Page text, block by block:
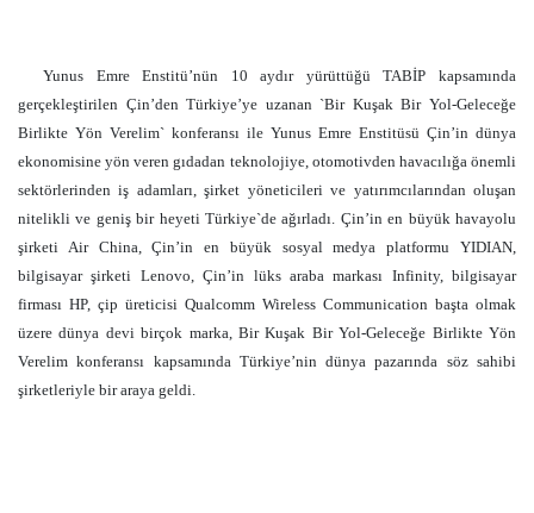
Yunus Emre Enstitü’nün 10 aydır yürüttüğü TABİP kapsamında
gerçekleştirilen Çin’den Türkiye’ye uzanan `Bir Kuşak Bir Yol-Geleceğe
Birlikte Yön Verelim` konferansı ile Yunus Emre Enstitüsü Çin’in dünya
ekonomisine yön veren gıdadan teknolojiye, otomotivden havacılığa önemli
sektörlerinden iş adamları, şirket yöneticileri ve yatırımcılarından oluşan
nitelikli ve geniş bir heyeti Türkiye`de ağırladı. Çin’in en büyük havayolu
şirketi Air China, Çin’in en büyük sosyal medya platformu YIDIAN,
bilgisayar şirketi Lenovo, Çin’in lüks araba markası Infinity, bilgisayar
firması HP, çip üreticisi Qualcomm Wireless Communication başta olmak
üzere dünya devi birçok marka, Bir Kuşak Bir Yol-Geleceğe Birlikte Yön
Verelim konferansı kapsamında Türkiye’nin dünya pazarında söz sahibi
şirketleriyle bir araya geldi.